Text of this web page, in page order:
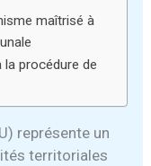
maîtrisé à
procédure de
représente un
territoriales